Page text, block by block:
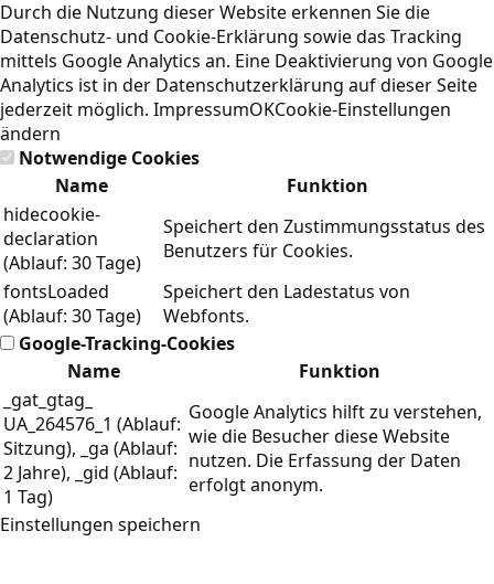
Durch die Nutzung dieser Website erkennen Sie die
Datenschutz- und Cookie-Erklärung sowie das Tracking
mittels Google Analytics an. Eine Deaktivierung von Google
Analytics ist in der Datenschutzerklärung auf dieser Seite
jederzeit möglich. ImpressumOKCookie-Einstellungen
ändern
Notwendige Cookies
Name
Funktion
hidecookie-
declaration
(Ablauf: 30 Tage)
Speichert den Zustimmungsstatus des
Benutzers für Cookies.
fontsLoaded
(Ablauf: 30 Tage)
Speichert den Ladestatus von
Webfonts.
Google-Tracking-Cookies
Name
Funktion
_gat_gtag_
UA_264576_1 (Ablauf:
Sitzung), _ga (Ablauf:
2 Jahre), _gid (Ablauf:
1 Tag)
Google Analytics hilft zu verstehen,
wie die Besucher diese Website
nutzen. Die Erfassung der Daten
erfolgt anonym.
Einstellungen speichern